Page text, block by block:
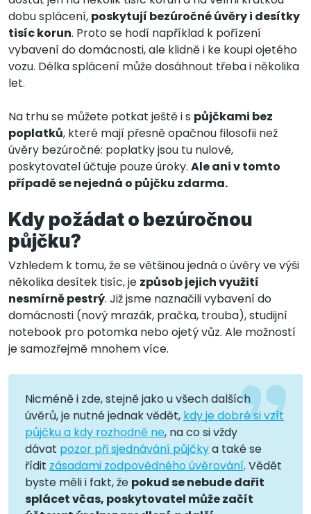
dobu splácení, poskytují bezúročné úvěry i desítky
tisíc korun. Proto se hodí například k pořízení
vybavení do domácnosti, ale klidně i ke koupi ojetého
vozu. Délka splácení může dosáhnout třeba i několika
let.
Na trhu se můžete potkat ještě i s půjčkami bez
poplatků, které mají přesně opačnou filosofii než
úvěry bezúročné: poplatky jsou tu nulové,
poskytovatel účtuje pouze úroky. Ale ani v tomto
případě se nejedná o půjčku zdarma.
Kdy požádat o bezúročnou
půjčku?
Vzhledem k tomu, že se většinou jedná o úvěry ve výši
několika desítek tisíc, je způsob jejich využití
nesmírně pestrý. Již jsme naznačili vybavení do
domácnosti (nový mrazák, pračka, trouba), studijní
notebook pro potomka nebo ojetý vůz. Ale možností
je samozřejmě mnohem více.
Nicméně i zde, stejně jako u všech dalších
úvěrů, je nutné jednak vědět, kdy je dobré si vzít
půjčku a kdy rozhodně ne, na co si vždy
dávat pozor při sjednávání půjčkya také se
řídit zásadami zodpovědného úvěrování. Vědět
byste měli i fakt, že pokud se nebude dařit
splácet včas, poskytovatel může začít